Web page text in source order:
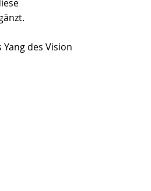
des Vision